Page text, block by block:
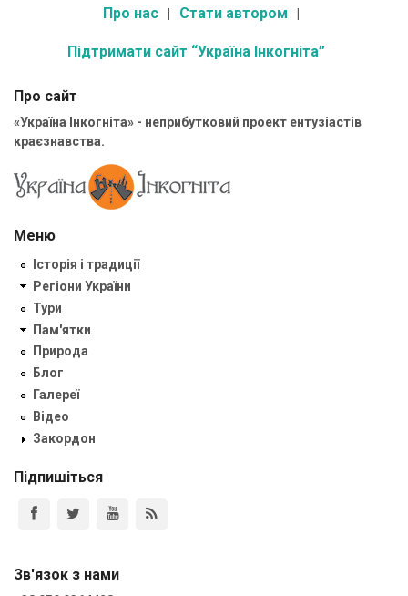
Про нас Стати автором
Підтримати сайт “Україна Інкогніта”
Про сайт
«Україна Інкогніта» - неприбутковий проект ентузіастів
краєзнавства.
Меню
Історія і традиції
Регіони України
Тури
Пам'ятки
Природа
Блог
Галереї
Відео
Закордон
Підпишіться
Зв'язок з нами